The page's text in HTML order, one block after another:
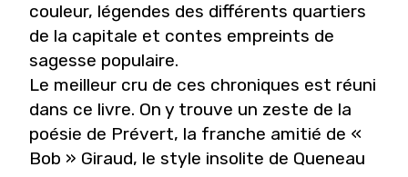
couleur, légendes des différents quartiers
de la capitale et contes empreints de
sagesse populaire.
Le meilleur cru de ces chroniques est réuni
dans ce livre. On y trouve un zeste de la
poésie de Prévert, la franche amitié de «
Bob » Giraud, le style insolite de Queneau